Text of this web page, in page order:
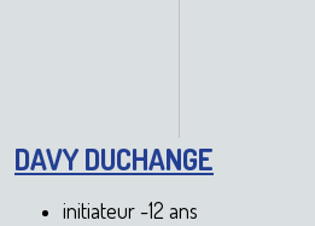
DAVY DUCHANGE
initiateur -12 ans